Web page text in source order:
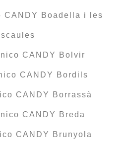
CANDY Boadella i les
CANDY Bolvir
CANDY Bordils
CANDY Borrassà
CANDY Breda
CANDY Brunyola